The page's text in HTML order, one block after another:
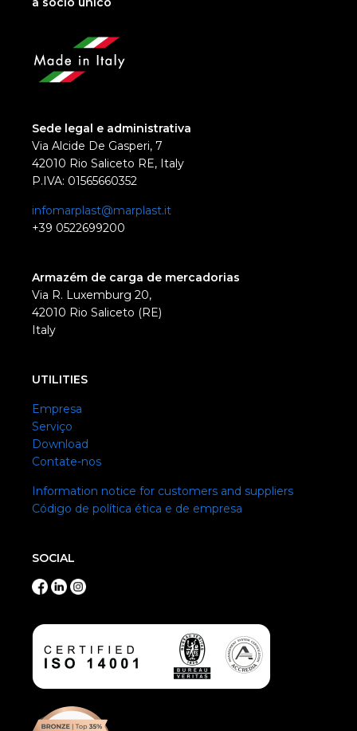
Sede legal e administrativa
Via Alcide De Gasperi, 7
42010 Rio Saliceto RE, Italy
P.IVA: 01565660352
infomarplast@marplast.it
+39 0522699200
Armazém de carga de mercadorias
Via R. Luxemburg 20,
42010 Rio Saliceto (RE)
Italy
UTILITIES
Empresa
Serviço
Download
Contate-nos
Information notice for customers and suppliers
Código de política ética e de empresa
SOCIAL